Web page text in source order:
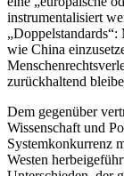
instrumentalisiert
wie China
zurückhaltend
Dem gegenüber
Wissenschaft und
Systemkonkurrenz
Westen